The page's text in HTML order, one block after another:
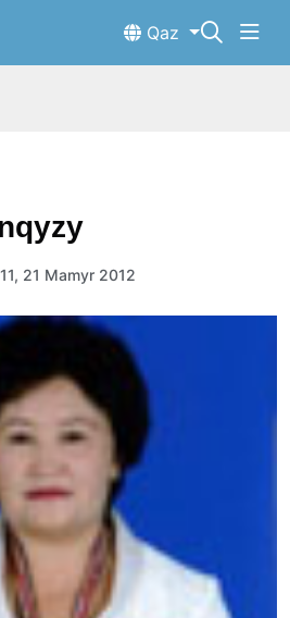
Qaz
21 Mamyr 2012